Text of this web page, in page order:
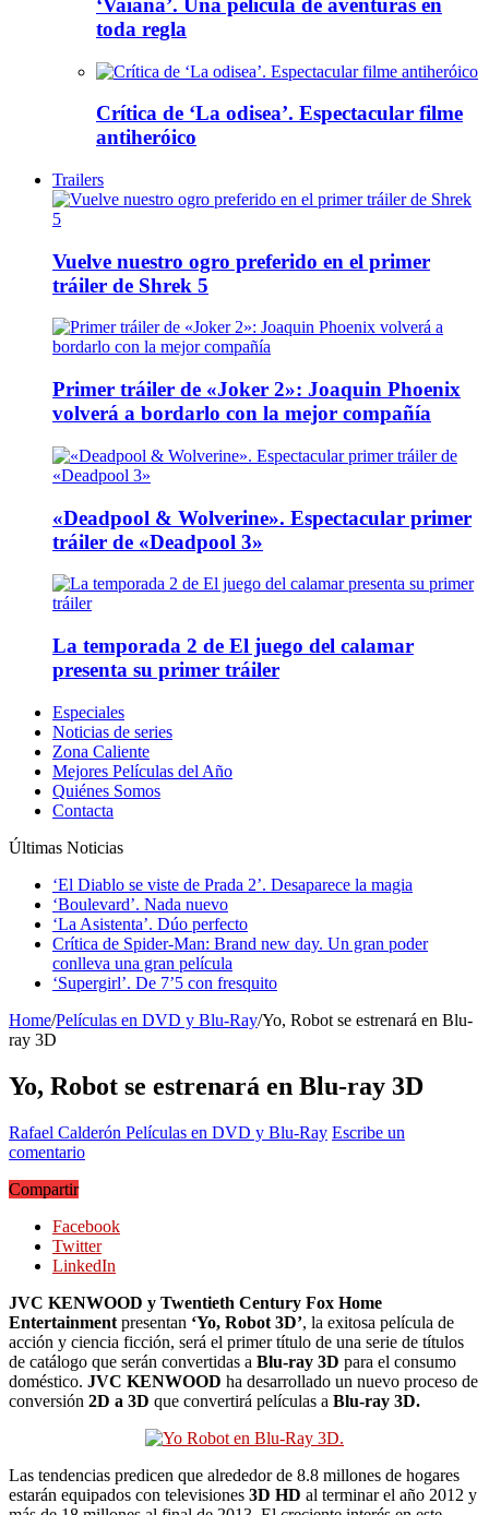
‘Vaiana’. Una película de aventuras en
toda regla
Crítica de ‘La odisea’. Espectacular filme
antiheróico
Trailers
Vuelve nuestro ogro preferido en el primer
tráiler de Shrek 5
Primer tráiler de «Joker 2»: Joaquin Phoenix
volverá a bordarlo con la mejor compañía
«Deadpool & Wolverine». Espectacular primer
tráiler de «Deadpool 3»
La temporada 2 de El juego del calamar
presenta su primer tráiler
Especiales
Noticias de series
Zona Caliente
Mejores Películas del Año
Quiénes Somos
Contacta
Últimas Noticias
‘El Diablo se viste de Prada 2’. Desaparece la magia
‘Boulevard’. Nada nuevo
‘La Asistenta’. Dúo perfecto
Crítica de Spider-Man: Brand new day. Un gran poder
conlleva una gran película
‘Supergirl’. De 7’5 con fresquito
Home/Películas en DVD y Blu-Ray/Yo, Robot se estrenará en Blu-
ray 3D
Yo, Robot se estrenará en Blu-ray 3D
Rafael Calderón Películas en DVD y Blu-Ray Escribe un
comentario
Compartir
Facebook
Twitter
LinkedIn
JVC KENWOOD y Twentieth Century Fox Home
Entertainment presentan ‘Yo, Robot 3D’, la exitosa película de
acción y ciencia ficción, será el primer título de una serie de títulos
de catálogo que serán convertidas a Blu-ray 3D para el consumo
doméstico. JVC KENWOOD ha desarrollado un nuevo proceso de
conversión 2D a 3D que convertirá películas a Blu-ray 3D.
Las tendencias predicen que alrededor de 8.8 millones de hogares
estarán equipados con televisiones 3D HD al terminar el año 2012 y